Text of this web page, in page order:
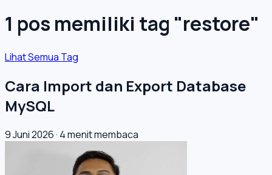
1 pos memiliki tag "restore"
Lihat Semua Tag
Cara Import dan Export Database
MySQL
9 Juni 2026· 4 menit membaca